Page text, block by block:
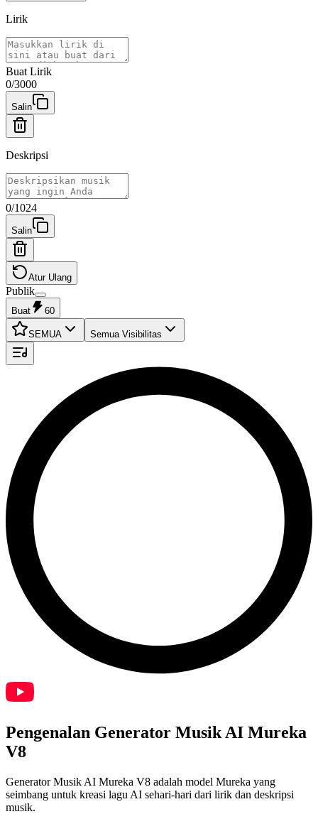
Lirik
Buat Lirik
0/3000
Salin
Deskripsi
0/1024
Salin
Atur Ulang
Publik
Buat 60
SEMUA Semua Visibilitas
Pengenalan Generator Musik AI Mureka
V8
Generator Musik AI Mureka V8 adalah model Mureka yang
seimbang untuk kreasi lagu AI sehari-hari dari lirik dan deskripsi
musik.